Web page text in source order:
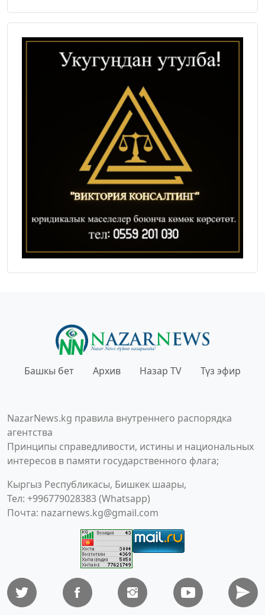
Башкы бет Архив Назар TV Түз эфир
NazarNews.kg правила внутреннего распорядка
агентства
Принципы справедливости, истины и национальных
интересов в памяти государственного флага;
Кыргыз Республикасы, Бишкек шаары,
Тел: +996779028383 (Whatsapp)
Почта: nazarnews.kg@gmail.com